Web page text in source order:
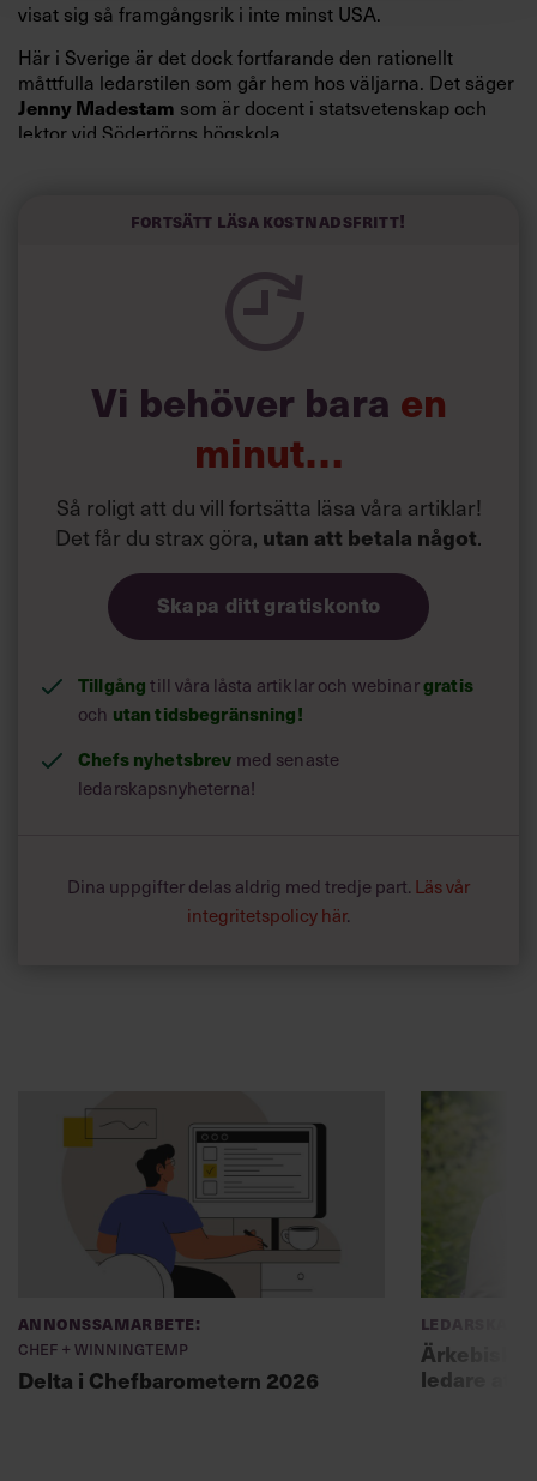
visat sig så framgångsrik i inte minst USA.
Här i Sverige är det dock fortfarande den rationellt
måttfulla ledarstilen som går hem hos väljarna. Det säger
Jenny Madestam som är docent i statsvetenskap och
lektor vid Södertörns högskola.
kompetenta och stå med båda fötterna på jorden. Hellre
spelevink i högklackat, är hur jag brukar sammanfatta de
önskningar som svenskarna för fram i undersökningar.”
Siri Wikander: ”Led som i
Fortsätt läsa kostnadsfritt!
Vi behöver bara en
minut…
Så roligt att du vill fortsätta läsa våra artiklar!
Det får du strax göra, utan att betala något.
Skapa ditt gratiskonto
Tillgång till våra låsta artiklar och webinargratis
och utan tidsbegränsning!
Chefs nyhetsbrev med senaste
ledarskapsnyheterna!
Dina uppgifter delas aldrig med tredje part. Läs vår
integritetspolicy här.
Annonssamarbete:
Chef + Winningtemp
Delta i Chefbarometern 2026
Ledarskap
ledare att